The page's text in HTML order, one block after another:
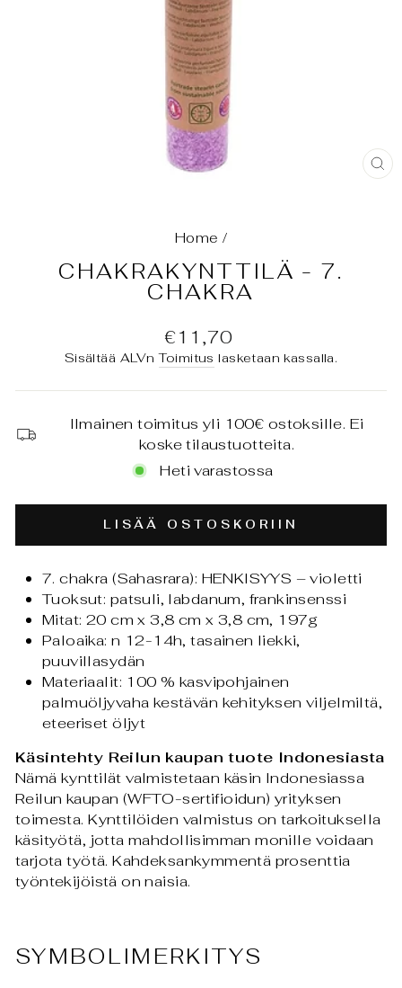
Home /
CHAKRAKYNTTILÄ - 7.
CHAKRA
Normaali
hinta
€11,70
Sisältää ALVnToimitus lasketaan kassalla.
Ilmainen toimitus yli 100€ ostoksille. Ei
koske tilaustuotteita.
Heti varastossa
LISÄÄ OSTOSKORIIN
7. chakra (Sahasrara): HENKISYYS – violetti
Tuoksut: patsuli, labdanum, frankinsenssi
Mitat: 20 cm x 3,8 cm x 3,8 cm, 197g
Paloaika: n 12-14h, tasainen liekki,
puuvillasydän
Materiaalit: 100 % kasvipohjainen
palmuöljyvaha kestävän kehityksen viljelmiltä,
eteeriset öljyt
Käsintehty Reilun kaupan tuote Indonesiasta
Nämä kynttilät valmistetaan käsin Indonesiassa
Reilun kaupan (WFTO-sertifioidun) yrityksen
toimesta. Kynttilöiden valmistus on tarkoituksella
käsityötä, jotta mahdollisimman monille voidaan
tarjota työtä. Kahdeksankymmentä prosenttia
työntekijöistä on naisia.
SYMBOLIMERKITYS